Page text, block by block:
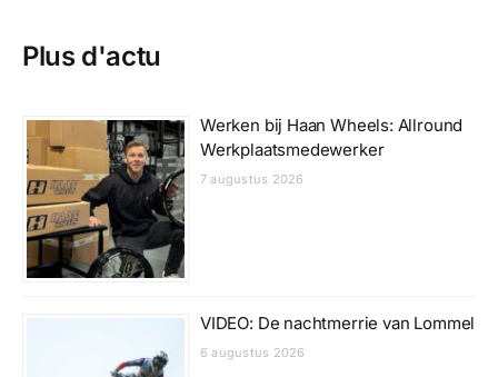
Plus d'actu
Werken bij Haan Wheels: Allround
Werkplaatsmedewerker
7 augustus 2026
VIDEO: De nachtmerrie van Lommel
6 augustus 2026